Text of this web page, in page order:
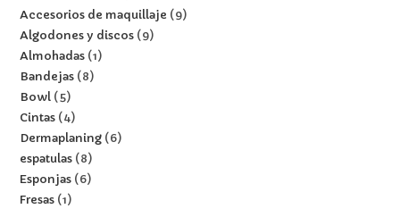
Accesorios de maquillaje
9
Algodones y discos 9
Almohadas 1
Bandejas 8
Bowl 5
Cintas 4
Dermaplaning 6
espatulas 8
Esponjas 6
Fresas 1